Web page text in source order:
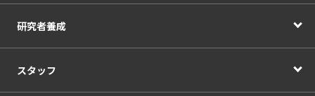
研究者養成
スタッフ